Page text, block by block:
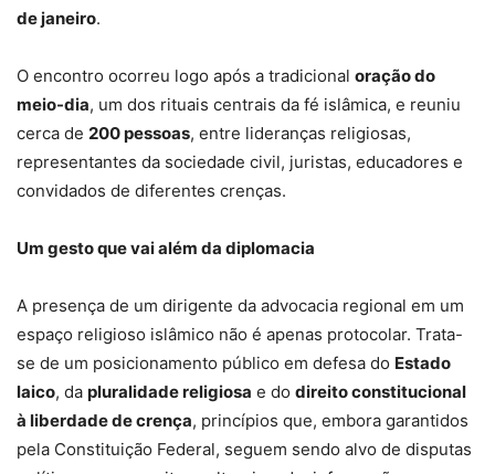
de janeiro.
O encontro ocorreu logo após a tradicional oração do
meio-dia, um dos rituais centrais da fé islâmica, e reuniu
cerca de 200 pessoas, entre lideranças religiosas,
representantes da sociedade civil, juristas, educadores e
convidados de diferentes crenças.
Um gesto que vai além da diplomacia
A presença de um dirigente da advocacia regional em um
espaço religioso islâmico não é apenas protocolar. Trata-
se de um posicionamento público em defesa do Estado
laico, da pluralidade religiosa e do direito constitucional
à liberdade de crença, princípios que, embora garantidos
pela Constituição Federal, seguem sendo alvo de disputas